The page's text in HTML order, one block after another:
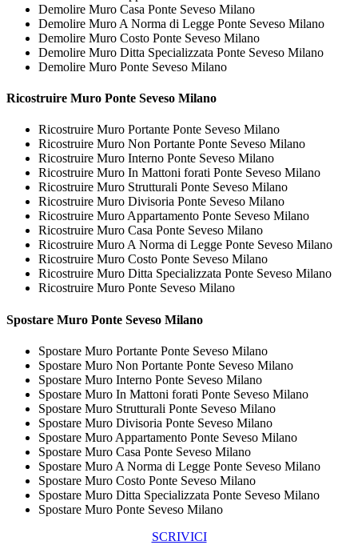
Demolire Muro Casa Ponte Seveso Milano
Demolire Muro A Norma di Legge Ponte Seveso Milano
Demolire Muro Costo Ponte Seveso Milano
Demolire Muro Ditta Specializzata Ponte Seveso Milano
Demolire Muro Ponte Seveso Milano
Ricostruire Muro Ponte Seveso Milano
Ricostruire Muro Portante Ponte Seveso Milano
Ricostruire Muro Non Portante Ponte Seveso Milano
Ricostruire Muro Interno Ponte Seveso Milano
Ricostruire Muro In Mattoni forati Ponte Seveso Milano
Ricostruire Muro Strutturali Ponte Seveso Milano
Ricostruire Muro Divisoria Ponte Seveso Milano
Ricostruire Muro Appartamento Ponte Seveso Milano
Ricostruire Muro Casa Ponte Seveso Milano
Ricostruire Muro A Norma di Legge Ponte Seveso Milano
Ricostruire Muro Costo Ponte Seveso Milano
Ricostruire Muro Ditta Specializzata Ponte Seveso Milano
Ricostruire Muro Ponte Seveso Milano
Spostare Muro Ponte Seveso Milano
Spostare Muro Portante Ponte Seveso Milano
Spostare Muro Non Portante Ponte Seveso Milano
Spostare Muro Interno Ponte Seveso Milano
Spostare Muro In Mattoni forati Ponte Seveso Milano
Spostare Muro Strutturali Ponte Seveso Milano
Spostare Muro Divisoria Ponte Seveso Milano
Spostare Muro Appartamento Ponte Seveso Milano
Spostare Muro Casa Ponte Seveso Milano
Spostare Muro A Norma di Legge Ponte Seveso Milano
Spostare Muro Costo Ponte Seveso Milano
Spostare Muro Ditta Specializzata Ponte Seveso Milano
Spostare Muro Ponte Seveso Milano
SCRIVICI